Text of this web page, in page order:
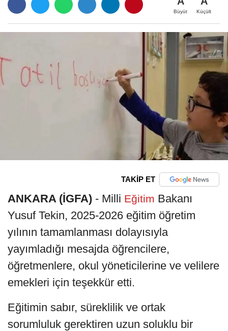
Büyüt Küçült
TAKİP ET
ANKARA (İGFA) - Milli Eğitim Bakanı
Yusuf Tekin, 2025-2026 eğitim öğretim
yılının tamamlanması dolayısıyla
yayımladığı mesajda öğrencilere,
öğretmenlere, okul yöneticilerine ve velilere
emekleri için teşekkür etti.
Eğitimin sabır, süreklilik ve ortak
sorumluluk gerektiren uzun soluklu bir